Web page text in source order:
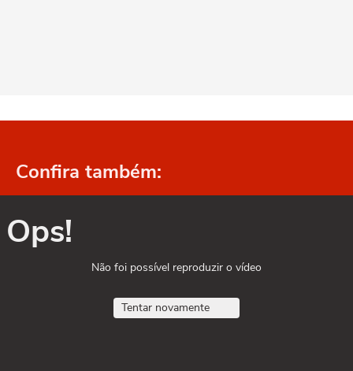
Confira também:
Ops!
Não foi possível reproduzir o vídeo
Tentar novamente